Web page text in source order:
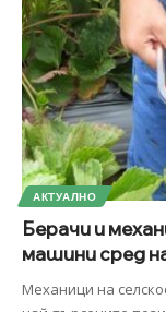
АКТУАЛНО
Берачи и
машини сред
Механици на